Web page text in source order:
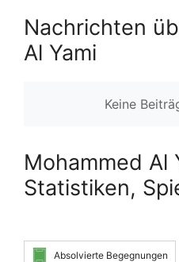
Nachrichten
Al Yami
Keine
Mohammed Al
Statistiken,
Absolvierte Begegnungen